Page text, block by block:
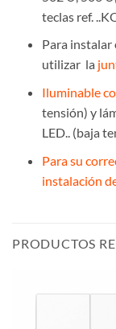
teclas ref.
Para
utilizar la
Iluminable
tensión) y
LED.. (baja
Para su
instalación
PRODUCTOS